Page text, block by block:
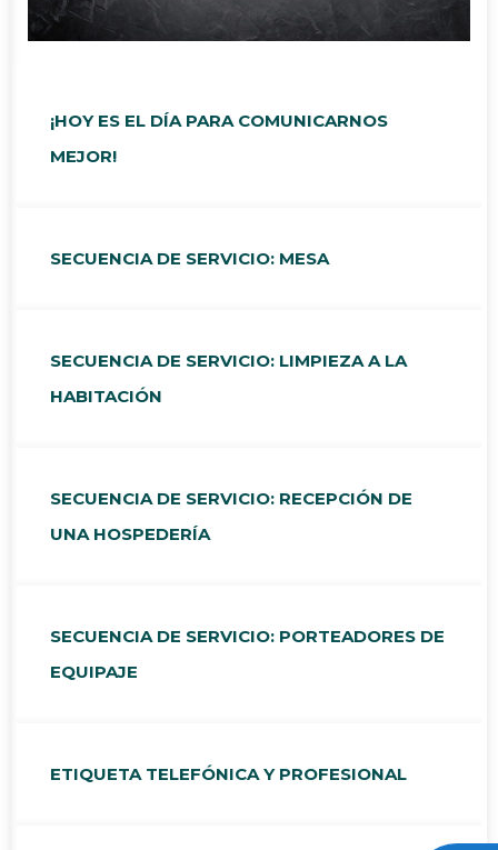
¡HOY ES EL DÍA PARA COMUNICARNOS
MEJOR!
SECUENCIA DE SERVICIO: MESA
SECUENCIA DE SERVICIO: LIMPIEZA A LA
HABITACIÓN
SECUENCIA DE SERVICIO: RECEPCIÓN DE
UNA HOSPEDERÍA
SECUENCIA DE SERVICIO: PORTEADORES DE
EQUIPAJE
ETIQUETA TELEFÓNICA Y PROFESIONAL